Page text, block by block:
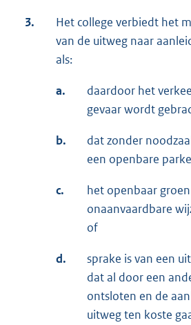
3.
Het college verbiedt het
van de uitweg naar
als:
a.
daardoor het
gevaar wordt
b.
dat zonder
een openbare
c.
het openbaar
onaanvaardbare
of
d.
sprake is van een
dat al door een
ontsloten en de
uitweg ten koste